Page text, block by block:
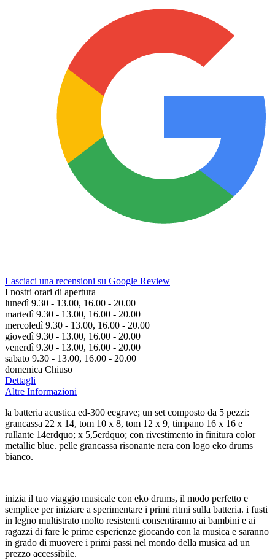
Lasciaci una recensioni su Google Review
I nostri orari di apertura
lunedì 9.30 - 13.00, 16.00 - 20.00
martedì 9.30 - 13.00, 16.00 - 20.00
mercoledì 9.30 - 13.00, 16.00 - 20.00
giovedì 9.30 - 13.00, 16.00 - 20.00
venerdì 9.30 - 13.00, 16.00 - 20.00
sabato 9.30 - 13.00, 16.00 - 20.00
domenica Chiuso
Dettagli
Altre Informazioni
la batteria acustica ed-300 eegrave; un set composto da 5 pezzi:
grancassa 22 x 14, tom 10 x 8, tom 12 x 9, timpano 16 x 16 e
rullante 14erdquo; x 5,5erdquo; con rivestimento in finitura color
metallic blue. pelle grancassa risonante nera con logo eko drums
bianco.
inizia il tuo viaggio musicale con eko drums, il modo perfetto e
semplice per iniziare a sperimentare i primi ritmi sulla batteria. i fusti
in legno multistrato molto resistenti consentiranno ai bambini e ai
ragazzi di fare le prime esperienze giocando con la musica e saranno
in grado di muovere i primi passi nel mondo della musica ad un
prezzo accessibile.